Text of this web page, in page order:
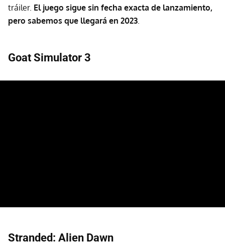
tráiler. El juego sigue sin fecha exacta de lanzamiento,
pero sabemos que llegará en 2023
Goat Simulator 3
Stranded: Alien Dawn